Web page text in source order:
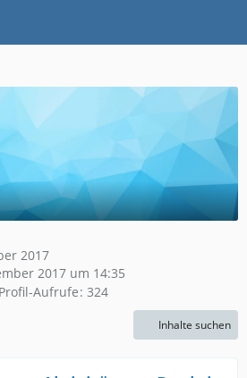
2017
2017 um 14:35
Profil-Aufrufe 324
Inhalte suchen